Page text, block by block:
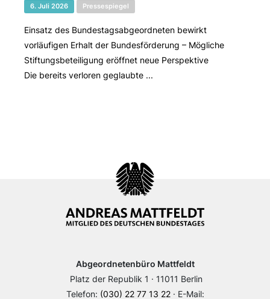
6. Juli 2026 Pressespiegel
Einsatz des Bundestagsabgeordneten bewirkt
vorläufigen Erhalt der Bundesförderung – Mögliche
Stiftungsbeteiligung eröffnet neue Perspektive
Die bereits verloren geglaubte ...
Abgeordnetenbüro Mattfeldt
Platz der Republik 1 · 11011 Berlin
Telefon: (030) 22 77 13 22· E-Mail: